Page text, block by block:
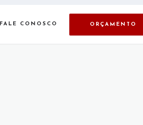
FALE CONOSCO ORÇAMENTO